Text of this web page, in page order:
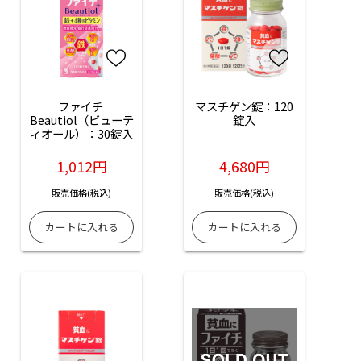
ファイチ
Beautiol（ビューテ
ィオール）：30錠入
1,012円
販売価格(税込)
マスチゲン錠：120
錠入
4,680円
販売価格(税込)